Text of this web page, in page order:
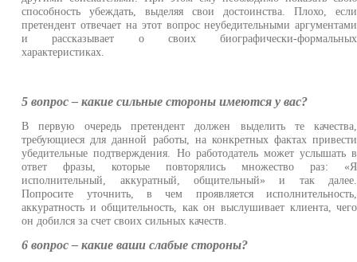
способность убеждать, выделяя свои достоинства. Плохо, если
претендент отвечает на этот вопрос неубедительными аргументами
и рассказывает о своих биографически-формальных
характеристиках.
5 вопрос – какие сильные стороны имеются у вас?
В первую очередь претендент должен выделить те качества,
требующиеся для данной работы, на конкретных фактах привести
убедительные подтверждения. Но работодатель может услышать в
ответ фразы, которые повторялись множество раз: «Я
исполнительный, аккуратный, общительный» и так далее.
Попросите уточнить, в чем проявляется исполнительность,
аккуратность и общительность, как он выслушивает клиента, чего
он добился за счет своих сильных качеств.
6 вопрос – какие ваши слабые стороны?